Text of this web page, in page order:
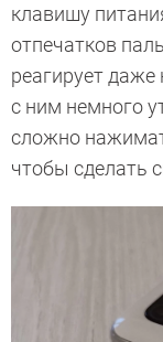
клавишу
отпечатков
реагирует
с ним немного
сложно
чтобы сделать